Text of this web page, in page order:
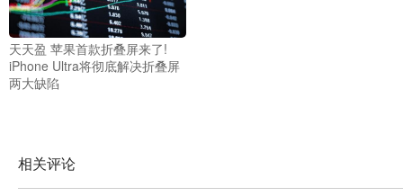
天天盈 苹果首款折叠屏来了!
iPhone Ultra将彻底解决折叠屏
两大缺陷
相关评论